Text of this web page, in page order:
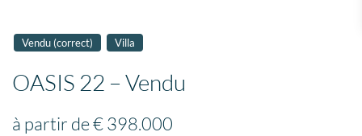
Vendu (correct) Villa
OASIS 22 – Vendu
à partir de€ 398.000